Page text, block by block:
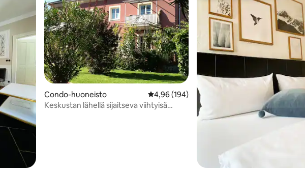
Condo-huoneisto Keskimääräinen arvio 4,96/5, 194 arvostelua
4,96 (194)
Keskustan lähellä sijaitseva viihtyisä